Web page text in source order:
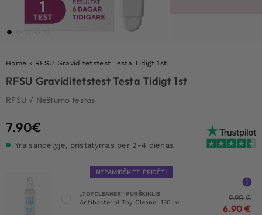
Home » RFSU Graviditetstest Testa Tidigt 1st
RFSU Graviditetstest Testa Tidigt 1st
RFSU / Nėštumo testas
7.90€
Yra sandėlyje, pristatymas per 2-4 dienas
NEPAMIRŠKITE PRIDĖTI
„TOYCLEANER“ PURŠKIKLIS
Antibacterial Toy Cleaner 150 ml
9.90€
6.90 €